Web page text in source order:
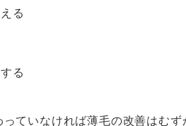
る
る
ていなければ薄毛の改善はむず